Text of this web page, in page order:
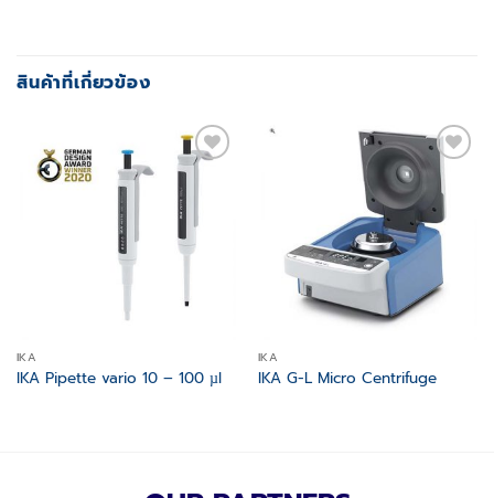
สินค้าที่เกี่ยวข้อง
Add to
wishlist
IKA
IKA Pipette vario 10 – 100 µl
Add to
wishlist
IKA
IKA G-L Micro Centrifuge